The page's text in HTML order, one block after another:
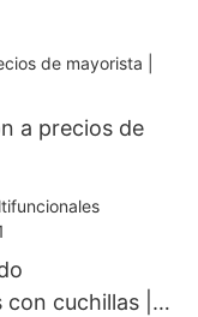
a precios de
cuchillas |